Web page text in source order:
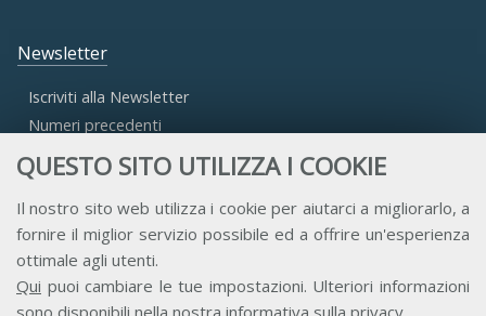
QUESTO SITO UTILIZZA I COOKIE
Il nostro sito web utilizza i cookie per aiutarci a migliorarlo, a
fornire il miglior servizio possibile ed a offrire un'esperienza
ottimale agli utenti.
Qui puoi cambiare le tue impostazioni. Ulteriori informazioni
sono disponibili nella nostra informativa sulla privacy
Newsletter
Iscriviti alla Newsletter
Numeri precedenti
Accesso Aderenti
Accesso Consulta
Accesso Team